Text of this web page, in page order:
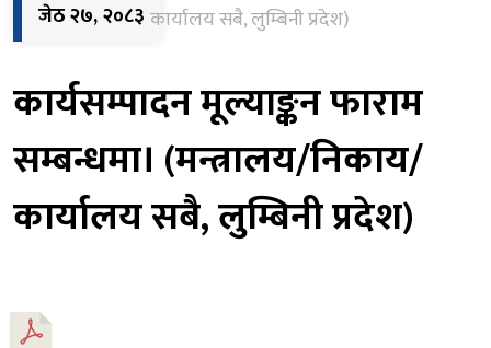
सम्बन्धमा। (मन्त्रालय/निकाय/
कार्यालय सबै, लुम्बिनी प्रदेश)
कार्यसम्पादन मूल्याङ्कन फाराम
सम्बन्धमा। (मन्त्रालय/निकाय/
कार्यालय सबै, लुम्बिनी प्रदेश)